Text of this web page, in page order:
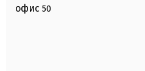
офис 50